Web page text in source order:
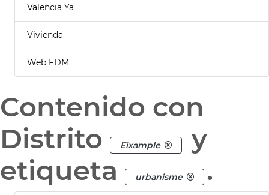
Valencia Ya
Vivienda
Web FDM
Contenido con
Distrito
Eixample
y
etiqueta
urbanisme .